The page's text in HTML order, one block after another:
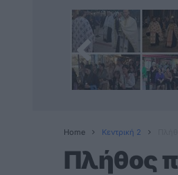
Home Κεντρική 2
Πλήθος